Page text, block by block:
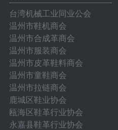
台湾机械工业同业公会
温州市鞋机商会
温州市合成革商会
温州市服装商会
温州市皮革鞋料商会
温州市童鞋商会
温州市拉链商会
鹿城区鞋业协会
瓯海区鞋革行业协会
永嘉县鞋革行业协会